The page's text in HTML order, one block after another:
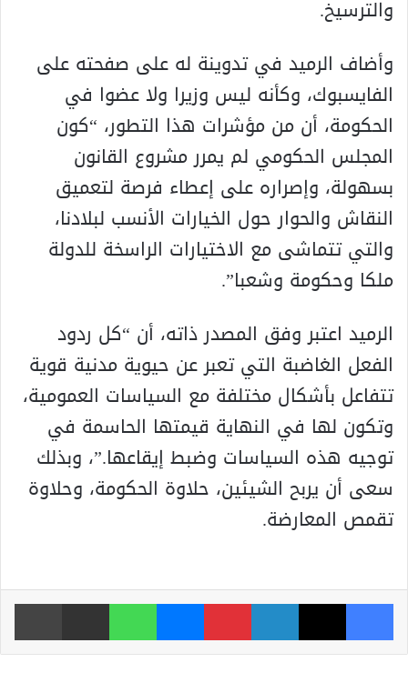
والترسيخ.
وأضاف الرميد في تدوينة له على صفحته على
الفايسبوك، وكأنه ليس وزيرا ولا عضوا في
الحكومة، أن من مؤشرات هذا التطور، “كون
المجلس الحكومي لم يمرر مشروع القانون
بسهولة، وإصراره على إعطاء فرصة لتعميق
النقاش والحوار حول الخيارات الأنسب لبلادنا،
والتي تتماشى مع الاختيارات الراسخة للدولة
ملكا وحكومة وشعبا”.
الرميد اعتبر وفق المصدر ذاته، أن “كل ردود
الفعل الغاضبة التي تعبر عن حيوية مدنية قوية
تتفاعل بأشكال مختلفة مع السياسات العمومية،
وتكون لها في النهاية قيمتها الحاسمة في
توجيه هذه السياسات وضبط إيقاعها.”، وبذلك
سعى أن يربح الشيئين، حلاوة الحكومة، وحلاوة
تقمص المعارضة.
فيسبوك ‫X لينكدإن بينتيريست ماسنجر واتساب مشاركة عبر البريد